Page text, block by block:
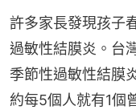
許多家長發現孩子
過敏性結膜炎。台
季節性過敏性結膜
約每5個人就有1個